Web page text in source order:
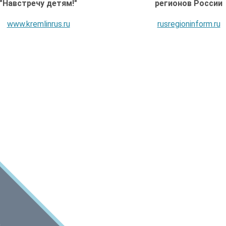
регионов России
rusregioninform.ru